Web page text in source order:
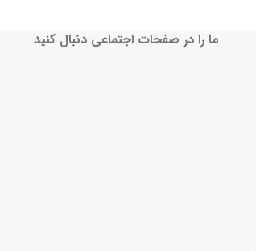
ما را در صفحات اجتماعی دنبال کنید